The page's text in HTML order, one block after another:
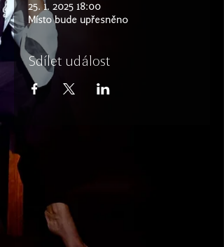
25. 1. 2025 18:00
Místo bude upřesněno
Sdílet událost